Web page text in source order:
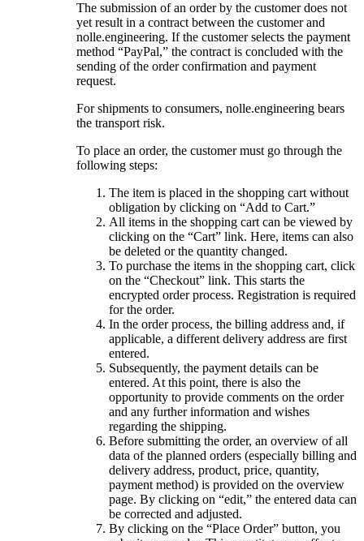
The submission of an order by the customer does not
yet result in a contract between the customer and
nolle.engineering. If the customer selects the payment
method “PayPal,” the contract is concluded with the
sending of the order confirmation and payment
request.
For shipments to consumers, nolle.engineering bears
the transport risk.
To place an order, the customer must go through the
following steps:
The item is placed in the shopping cart without
obligation by clicking on “Add to Cart.”
All items in the shopping cart can be viewed by
clicking on the “Cart” link. Here, items can also
be deleted or the quantity changed.
To purchase the items in the shopping cart, click
on the “Checkout” link. This starts the
encrypted order process. Registration is required
for the order.
In the order process, the billing address and, if
applicable, a different delivery address are first
entered.
Subsequently, the payment details can be
entered. At this point, there is also the
opportunity to provide comments on the order
and any further information and wishes
regarding the shipping.
Before submitting the order, an overview of all
data of the planned orders (especially billing and
delivery address, product, price, quantity,
payment method) is provided on the overview
page. By clicking on “edit,” the entered data can
be corrected and adjusted.
By clicking on the “Place Order” button, you